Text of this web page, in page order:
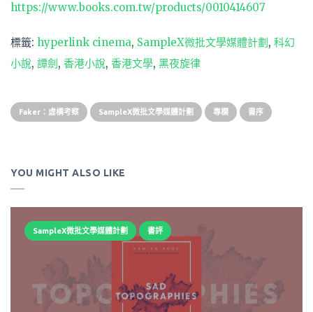
https://www.books.com.tw/products/0010414607
標籤: hyperlink cinema, SampleX微批文學媒體計劃 , 科幻
小說, 譚劍 , 香港小說, 香港文學, 黑夜旋律
Faker：虛構考察 SampleX微批文學媒體計劃 專欄 書序
YOU MIGHT ALSO LIKE
SampleX微批文學媒體計劃 書評